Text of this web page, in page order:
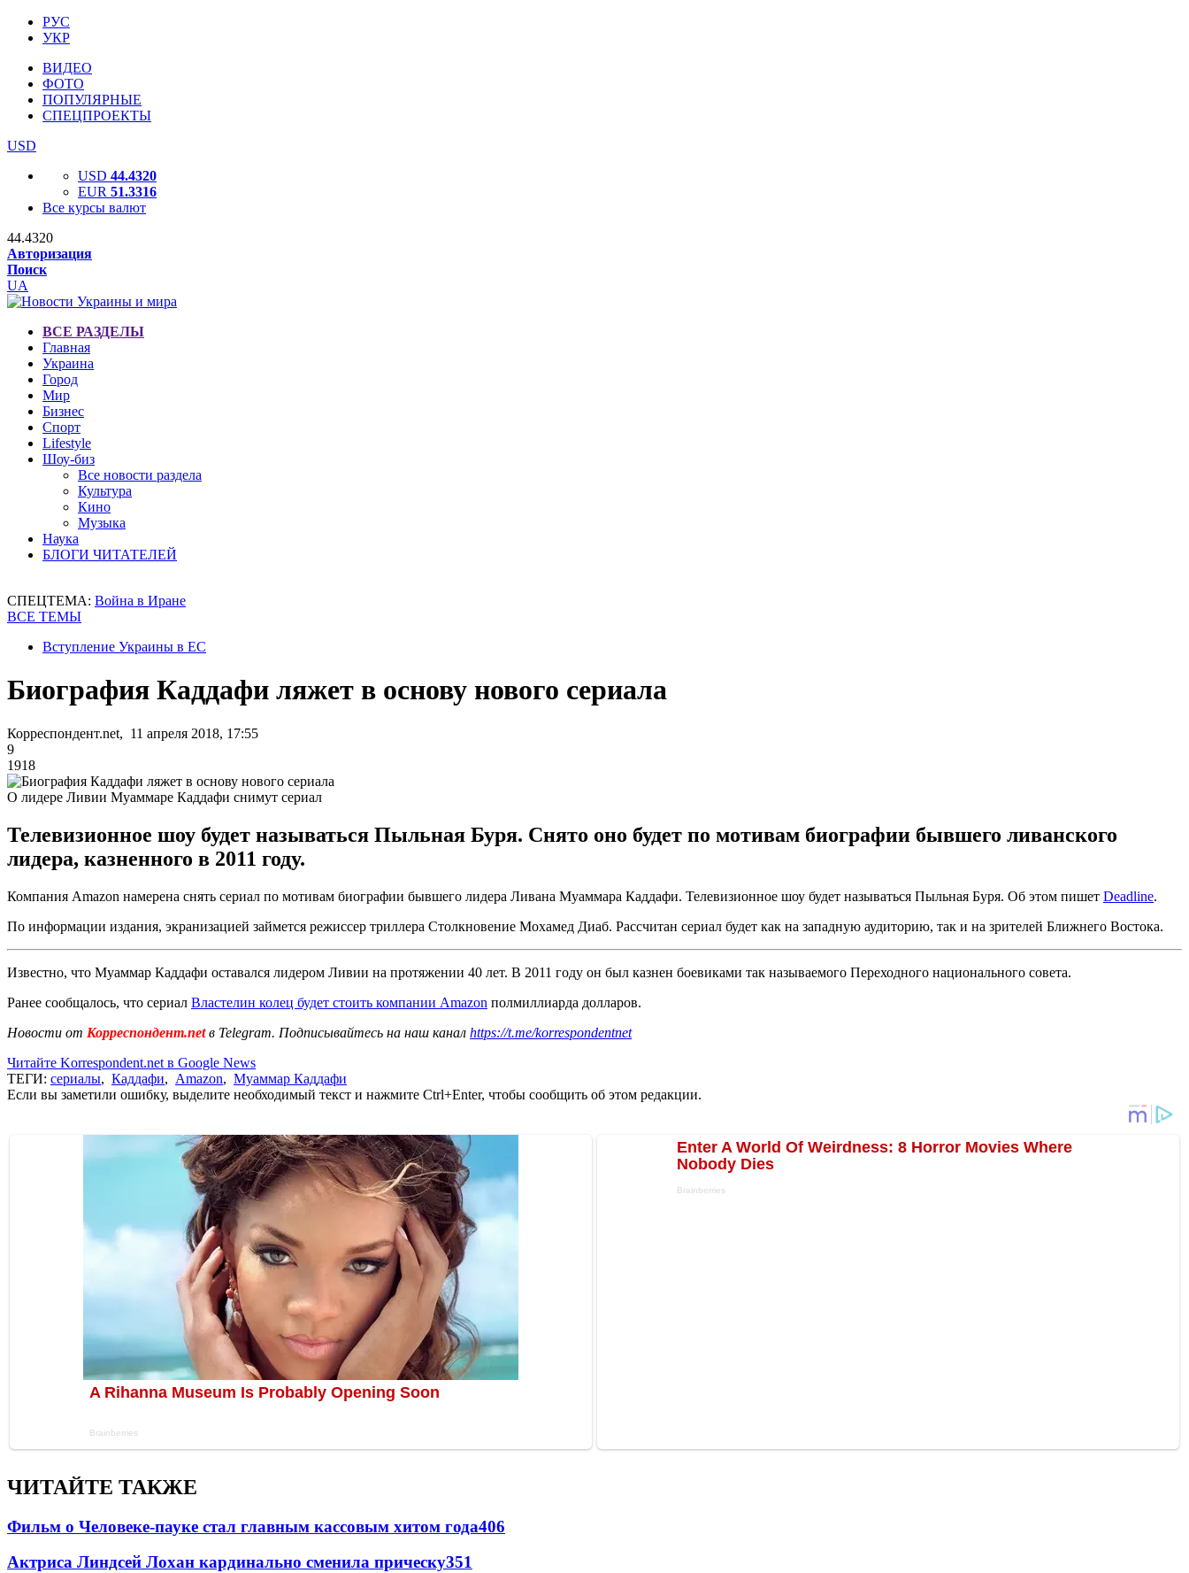
РУС
УКР
ВИДЕО
ФОТО
ПОПУЛЯРНЫЕ
СПЕЦПРОЕКТЫ
USD
USD 44.4320
EUR 51.3316
Все курсы валют
44.4320
Авторизация
Поиск
UA
ВСЕ РАЗДЕЛЫ
Главная
Украина
Город
Мир
Бизнес
Спорт
Lifestyle
Шоу-биз
Все новости раздела
Культура
Кино
Музыка
Наука
БЛОГИ ЧИТАТЕЛЕЙ
СПЕЦТЕМА: Война в Иране
ВСЕ ТЕМЫ
Вступление Украины в ЕС
Биография Каддафи ляжет в основу нового сериала
Корреспондент.net, 11 апреля 2018, 17:55
9
1918
О лидере Ливии Муаммаре Каддафи снимут сериал
Телевизионное шоу будет называться Пыльная Буря. Снято оно будет по мотивам биографии бывшего ливанского
лидера, казненного в 2011 году.
Компания Amazon намерена снять сериал по мотивам биографии бывшего лидера Ливана Муаммара Каддафи. Телевизионное шоу будет называться Пыльная Буря. Об этом пишет Deadline.
По информации издания, экранизацией займется режиссер триллера Столкновение Мохамед Диаб. Рассчитан сериал будет как на западную аудиторию, так и на зрителей Ближнего Востока.
Известно, что Муаммар Каддафи оставался лидером Ливии на протяжении 40 лет. В 2011 году он был казнен боевиками так называемого Переходного национального совета.
Ранее сообщалось, что сериал Властелин колец будет стоить компании Amazon полмиллиарда долларов.
Новости от Корреспондент.netв Telegram. Подписывайтесь на наш канал https://t.me/korrespondentnet
Читайте Korrespondent.net в Google News
ТЕГИ: сериалы, Каддафи, Amazon, Муаммар Каддафи
Если вы заметили ошибку, выделите необходимый текст и нажмите Ctrl+Enter, чтобы сообщить об этом редакции.
ЧИТАЙТЕ ТАКЖЕ
Фильм о Человеке-пауке стал главным кассовым хитом года406
Актриса Линдсей Лохан кардинально сменила прическу351